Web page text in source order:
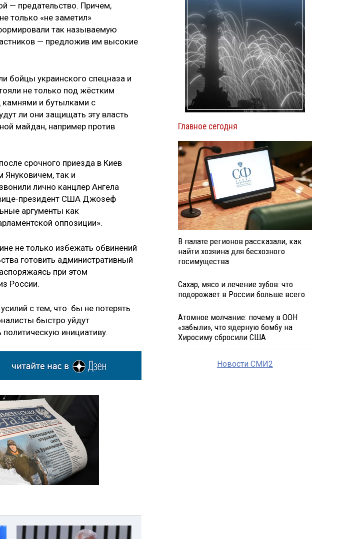
— предательство. Причем,
только «не заметил»
так называемую
— предложив им высокие
бойцы украинского спецназа и
не только под жёстким
и бутылками с
ли они защищать эту власть
майдан, например против
срочного приезда в Киев
так и
лично канцлер Ангела
президент США Джозеф
аргументы как
оппозиции».
не только избежать обвинений
готовить административный
при этом
России.
с тем, что бы не потерять
быстро уйдут
инициативу.
Главное сегодня
В палате регионов рассказали, как
найти хозяина для бесхозного
госимущества
Сахар, мясо и лечение зубов: что
подорожает в России больше всего
Атомное молчание: почему в ООН
«забыли», что ядерную бомбу на
Хиросиму сбросили США
Новости СМИ2